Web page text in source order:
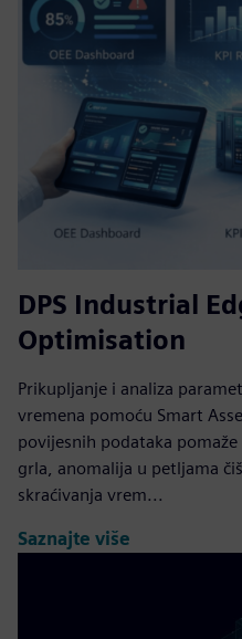
DPS Industrial
Optimisation
Prikupljanje i analiza
vremena pomoću Smart
povijesnih podataka
grla, anomalija u petljama
skraćivanja vrem...
Saznajte više